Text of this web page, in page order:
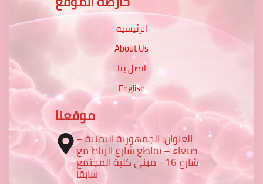
الرئيسية
About Us
اتصل بنا
English
موقعنا
العنوان: الجمهورية اليمنية –
صنعاء – تقاطع شارع الرباط مع
شارع 16 - مبنى كلية المجتمع
سابقا